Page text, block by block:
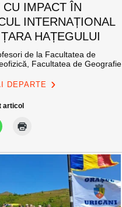
CU IMPACT ÎN
INTERNAȚIONAL
HAȚEGULUI
de la Facultatea de
Facultatea de Geografie
DEPARTE
articol